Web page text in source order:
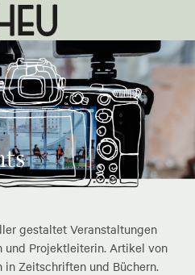
gestaltet Veranstaltungen
und Projektleiterin. Artikel von
in Zeitschriften und Büchern.